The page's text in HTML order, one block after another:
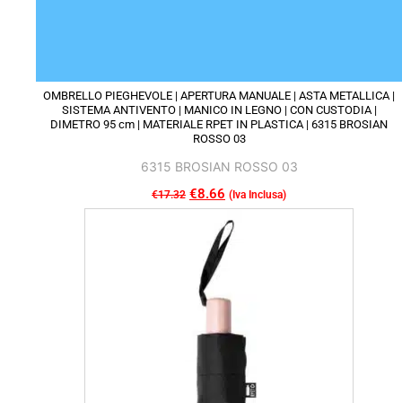
OMBRELLO PIEGHEVOLE | APERTURA MANUALE | ASTA METALLICA |
SISTEMA ANTIVENTO | MANICO IN LEGNO | CON CUSTODIA |
DIMETRO 95 cm | MATERIALE RPET IN PLASTICA | 6315 BROSIAN
ROSSO 03
6315 BROSIAN ROSSO 03
€17.32 Il
prezzo
originale
era:
€17.32.
€8.66 Il
prezzo
attuale
€8.66.
(Iva Inclusa)
Questo
prodotto
ha
varianti.
Le
opzioni
possono
essere